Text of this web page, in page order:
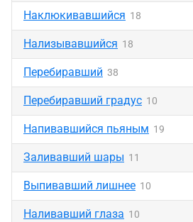
Наклюкивавшийся 18
Нализывавшийся 18
Перебиравший 38
Перебиравший градус 10
Напивавшийся пьяным 19
Заливавший шары 11
Выпивавший лишнее 10
Наливавший глаза 10